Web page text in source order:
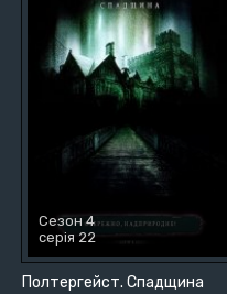
Полтергейст. Спадщина
Сезон 4
серія 22